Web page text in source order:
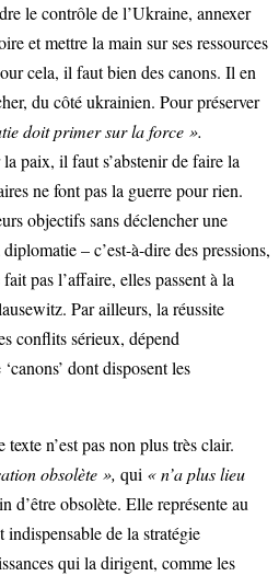
le contrôle de l’Ukraine, annexer
et mettre la main sur ses ressources
cela, il faut bien des canons. Il en
du côté ukrainien. Pour préserver
doit primer sur la force ».
paix, il faut s’abstenir de faire la
ne font pas la guerre pour rien.
objectifs sans déclencher une
– c’est-à-dire des pressions,
pas l’affaire, elles passent à la
Par ailleurs, la réussite
conflits sérieux, dépend
dont disposent les
n’est pas non plus très clair.
obsolète », qui « n’a plus lieu
d’être obsolète. Elle représente au
de la stratégie
qui la dirigent, comme les